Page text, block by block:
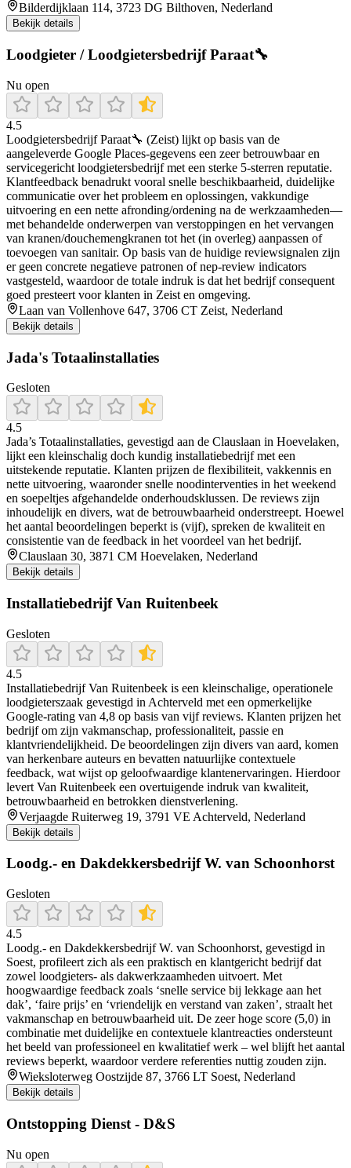
Bilderdijklaan 114, 3723 DG Bilthoven, Nederland
Bekijk details
Loodgieter / Loodgietersbedrijf Paraat🔧
Nu open
4.5
Loodgietersbedrijf Paraat🔧 (Zeist) lijkt op basis van de
aangeleverde Google Places-gegevens een zeer betrouwbaar en
servicegericht loodgietersbedrijf met een sterke 5-sterren reputatie.
Klantfeedback benadrukt vooral snelle beschikbaarheid, duidelijke
communicatie over het probleem en oplossingen, vakkundige
uitvoering en een nette afronding/ordening na de werkzaamheden—
met behandelde onderwerpen van verstoppingen en het vervangen
van kranen/douchemengkranen tot het (in overleg) aanpassen of
toevoegen van sanitair. Op basis van de huidige reviewsignalen zijn
er geen concrete negatieve patronen of nep-review indicators
vastgesteld, waardoor de totale indruk is dat het bedrijf consequent
goed presteert voor klanten in Zeist en omgeving.
Laan van Vollenhove 647, 3706 CT Zeist, Nederland
Bekijk details
Jada's Totaalinstallaties
Gesloten
4.5
Jada’s Totaalinstallaties, gevestigd aan de Clauslaan in Hoevelaken,
lijkt een kleinschalig doch kundig installatiebedrijf met een
uitstekende reputatie. Klanten prijzen de flexibiliteit, vakkennis en
nette uitvoering, waaronder snelle noodinterventies in het weekend
en soepeltjes afgehandelde onderhoudsklussen. De reviews zijn
inhoudelijk en divers, wat de betrouwbaarheid onderstreept. Hoewel
het aantal beoordelingen beperkt is (vijf), spreken de kwaliteit en
consistentie van de feedback in het voordeel van het bedrijf.
Clauslaan 30, 3871 CM Hoevelaken, Nederland
Bekijk details
Installatiebedrijf Van Ruitenbeek
Gesloten
4.5
Installatiebedrijf Van Ruitenbeek is een kleinschalige, operationele
loodgieterszaak gevestigd in Achterveld met een opmerkelijke
Google‑rating van 4,8 op basis van vijf reviews. Klanten prijzen het
bedrijf om zijn vakmanschap, professionaliteit, passie en
klantvriendelijkheid. De beoordelingen zijn divers van aard, komen
van herkenbare auteurs en bevatten natuurlijke contextuele
feedback, wat wijst op geloofwaardige klantenervaringen. Hierdoor
levert Van Ruitenbeek een overtuigende indruk van kwaliteit,
betrouwbaarheid en betrokken dienstverlening.
Verjaagde Ruiterweg 19, 3791 VE Achterveld, Nederland
Bekijk details
Loodg.- en Dakdekkersbedrijf W. van Schoonhorst
Gesloten
4.5
Loodg.- en Dakdekkersbedrijf W. van Schoonhorst, gevestigd in
Soest, profileert zich als een praktisch en klantgericht bedrijf dat
zowel loodgieters- als dakwerkzaamheden uitvoert. Met
hoogwaardige feedback zoals ‘snelle service bij lekkage aan het
dak’, ‘faire prijs’ en ‘vriendelijk en verstand van zaken’, straalt het
vakmanschap en betrouwbaarheid uit. De zeer hoge score (5,0) in
combinatie met duidelijke en contextuele klantreacties ondersteunt
het beeld van professioneel en kwalitatief werk – wel blijft het aantal
reviews beperkt, waardoor verdere referenties nuttig zouden zijn.
Wieksloterweg Oostzijde 87, 3766 LT Soest, Nederland
Bekijk details
Ontstopping Dienst - D&S
Nu open